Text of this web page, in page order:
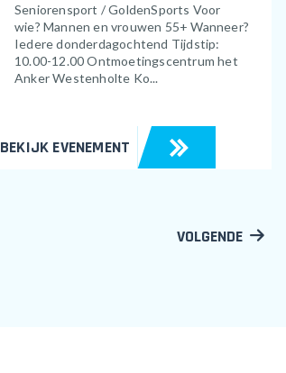
Seniorensport / GoldenSports Voor
wie? Mannen en vrouwen 55+ Wanneer?
Iedere donderdagochtend Tijdstip:
10.00-12.00 Ontmoetingscentrum het
Anker Westenholte Ko...
BEKIJK EVENEMENT
VOLGENDE